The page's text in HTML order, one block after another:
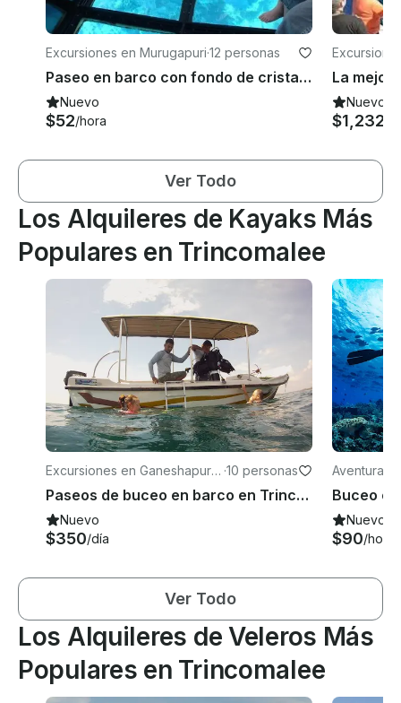
Excursiones en Murugapuri·12 personas
Paseo en barco con fondo de cristal en Trincomalee
Nuevo
$52/hora
Nuevo
$1,232
Ver Todo
Los Alquileres de Kayaks Más
Populares en Trincomalee
Excursiones en Ganeshapura
m
·10 personas
Paseos de buceo en barco en Trincomalee
Nuevo
$350/día
Aventuras
Buceo
Nuevo
$90/hora
Ver Todo
Los Alquileres de Veleros Más
Populares en Trincomalee